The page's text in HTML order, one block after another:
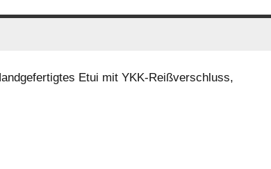
Etui mit YKK-Reißverschluss,